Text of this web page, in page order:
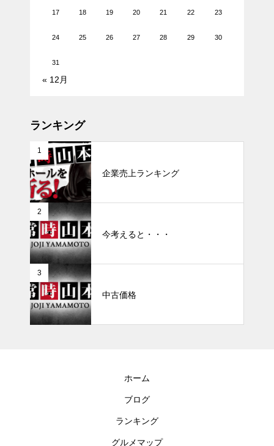
17 18 19 20 21 22 23
24 25 26 27 28 29 30
31
« 12月
ランキング
1
企業売上ランキング
2
今考えると・・・
3
中古価格
ホーム
ブログ
ランキング
グルメマップ